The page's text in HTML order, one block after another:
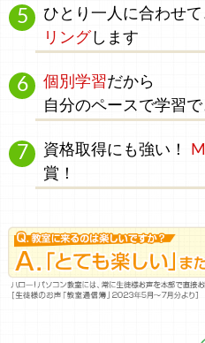
ひとり一人に合わせて
リング します
個別学習だから
自分のペースで学習で
資格取得にも強い！
賞！